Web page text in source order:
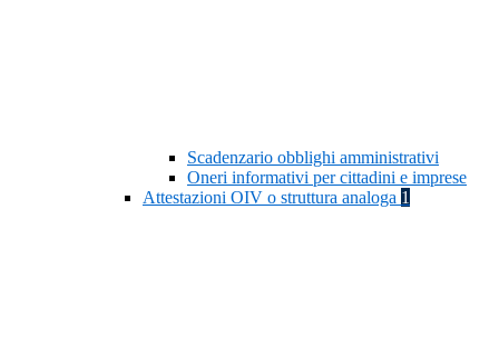
Scadenzario obblighi amministrativi
Oneri informativi per cittadini e imprese
Attestazioni OIV o struttura analoga 1